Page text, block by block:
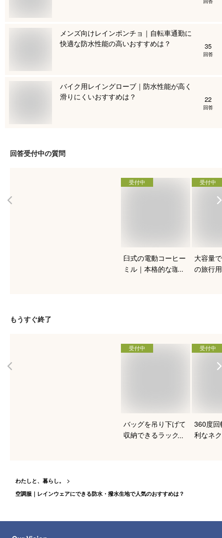
メンズ向けレインポンチョ｜自転車通勤に
快適な防水性能の高いおすすめは？
35
回答
バイク用レイングローブ｜防水性能が高く
滑りにくいおすすめは？
22
回答
回答受付中の質問
受付中
臼式の電動コーヒー
ミル｜本格的な珈琲
受付中
大容量
の旅行
もうすぐ終了
受付中
バッグを吊り下げて
収納できるラックの
受付中
360度回
利なネ
わたしと、暮らし。
空調服｜レインウェアにできる防水・撥水生地で人気のおすすめは？